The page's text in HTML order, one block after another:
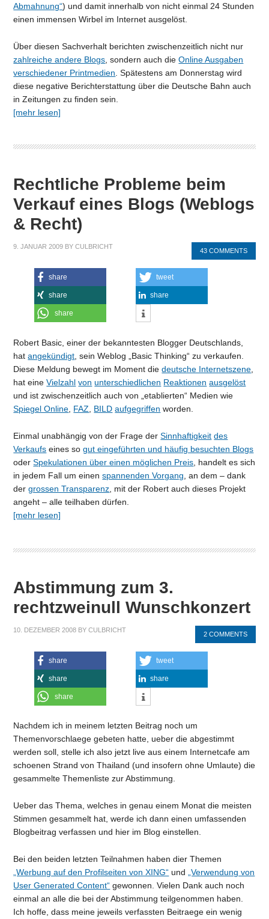
Abmahnung“) und damit innerhalb von nicht einmal 24 Stunden
einen immensen Wirbel im Internet ausgelöst.
Über diesen Sachverhalt berichten zwischenzeitlich nicht nur
zahlreiche andere Blogs , sondern auch dieOnline Ausgaben
verschiedener Printmedien . Spätestens am Donnerstag wird
diese negative Berichterstattung über die Deutsche Bahn auch
in Zeitungen zu finden sein.
[mehr lesen]
Rechtliche Probleme beim
Verkauf eines Blogs (Weblogs
& Recht)
9. JANUAR 2009 BYCULBRICHT
43 COMMENTS
share tweet
share share
share
Robert Basic, einer der bekanntesten Blogger Deutschlands,
hatangekündigt , sein Weblog „Basic Thinking“ zu verkaufen.
Diese Meldung bewegt im Moment diedeutsche Internetszene
hat eineVielzahl von unterschiedlichen Reaktionen ausgelöst
und ist zwischenzeitlich auch von „etablierten“ Medien wie
Spiegel Online FAZ BILD aufgegriffen worden.
Einmal unabhängig von der Frage derSinnhaftigkeit des
Verkaufs eines sogut eingeführten und häufig besuchten Blogs
oderSpekulationen über einen möglichen Preis , handelt es sich
in jedem Fall um einenspannenden Vorgang , an dem – dank
dergrossen Transparenz , mit der Robert auch dieses Projekt
angeht – alle teilhaben dürfen.
[mehr lesen]
Abstimmung zum 3.
rechtzweinull Wunschkonzert
10. DEZEMBER 2008 BYCULBRICHT
2 COMMENTS
share tweet
share share
share
Nachdem ich in meinem letzten Beitrag noch um
Themenvorschlaege gebeten hatte, ueber die abgestimmt
werden soll, stelle ich also jetzt live aus einem Internetcafe am
schoenen Strand von Thailand (und insofern ohne Umlaute) die
gesammelte Themenliste zur Abstimmung.
Ueber das Thema, welches in genau einem Monat die meisten
Stimmen gesammelt hat, werde ich dann einen umfassenden
Blogbeitrag verfassen und hier im Blog einstellen.
Bei den beiden letzten Teilnahmen haben dier Themen
„Werbung auf den Profilseiten von XING“ und
„Verwendung von
User Generated Content“ gewonnen. Vielen Dank auch noch
einmal an alle die bei der Abstimmung teilgenommen haben.
Ich hoffe, dass meine jeweils verfassten Beitraege ein wenig